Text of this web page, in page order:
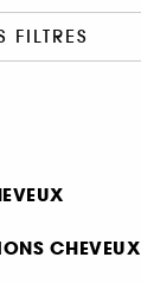
FILTRES
CHEVEUX